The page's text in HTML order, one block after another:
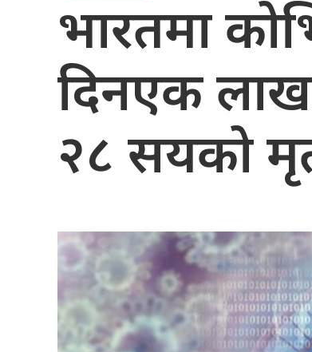
भारतमा
दिनएक लाख
२८ सयको